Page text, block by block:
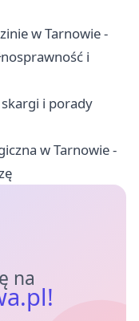
w Tarnowie -
i
skargi i porady
w Tarnowie -
na